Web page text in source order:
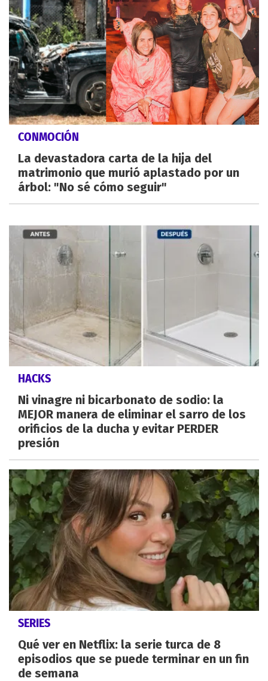
CONMOCIÓN
La devastadora carta de la hija del
matrimonio que murió aplastado por un
árbol: "No sé cómo seguir"
HACKS
Ni vinagre ni bicarbonato de sodio: la
MEJOR manera de eliminar el sarro de los
orificios de la ducha y evitar PERDER
presión
SERIES
Qué ver en Netflix: la serie turca de 8
episodios que se puede terminar en un fin
de semana